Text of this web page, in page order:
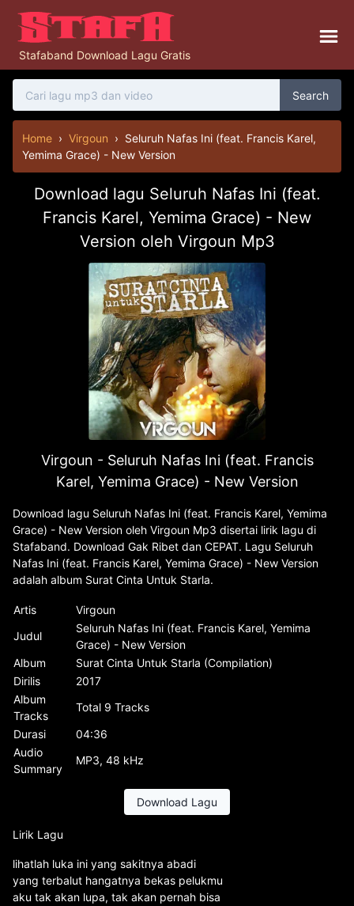
Stafaband Download Lagu Gratis
Search
Home › Virgoun › Seluruh Nafas Ini (feat. Francis Karel,
Yemima Grace) - New Version
Download lagu Seluruh Nafas Ini (feat.
Francis Karel, Yemima Grace) - New
Version oleh Virgoun Mp3
Virgoun - Seluruh Nafas Ini (feat. Francis
Karel, Yemima Grace) - New Version
Download lagu Seluruh Nafas Ini (feat. Francis Karel, Yemima
Grace) - New Version oleh Virgoun Mp3 disertai lirik lagu di
Stafaband. Download Gak Ribet dan CEPAT. Lagu Seluruh
Nafas Ini (feat. Francis Karel, Yemima Grace) - New Version
adalah album Surat Cinta Untuk Starla.
Artis
Virgoun
Judul
Seluruh Nafas Ini (feat. Francis Karel, Yemima
Grace) - New Version
Album
Surat Cinta Untuk Starla (Compilation)
Dirilis
2017
Album
Tracks
Total 9 Tracks
Durasi
04:36
Audio
Summary
MP3, 48 kHz
Download Lagu
Lirik Lagu
lihatlah luka ini yang sakitnya abadi
yang terbalut hangatnya bekas pelukmu
aku tak akan lupa, tak akan pernah bisa